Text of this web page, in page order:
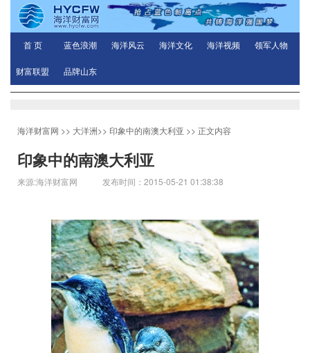
首 页 蓝色浪潮 海洋风云 海洋文化 海洋视频 领军人物
财富联盟 品牌山东
海洋财富网 >> 大洋洲>> 印象中的南澳大利亚 >> 正文内容
印象中的南澳大利亚
来源:海洋财富网 发布时间：2015-05-21 01:38:38